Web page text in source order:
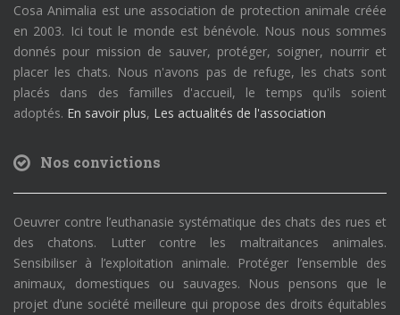
Cosa Animalia est une association de protection animale créée
en 2003. Ici tout le monde est bénévole. Nous nous sommes
donnés pour mission de sauver, protéger, soigner, nourrir et
placer les chats. Nous n'avons pas de refuge, les chats sont
placés dans des familles d'accueil, le temps qu'ils soient
adoptés. En savoir plus, Les actualités de l'association
Nos convictions
Oeuvrer contre l’euthanasie systématique des chats des rues et
des chatons. Lutter contre les maltraitances animales.
Sensibiliser à l’exploitation animale. Protéger l’ensemble des
animaux, domestiques ou sauvages. Nous pensons que le
projet d’une société meilleure qui propose des droits équitables